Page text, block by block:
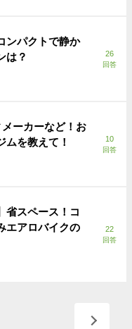
ンパクトで静か
は？
26
回答
ーカーなど！お
ムを教えて！
10
回答
省スペース！コ
エアロバイクの
22
回答